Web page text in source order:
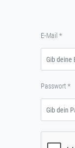
E-Mail *
Passwort*